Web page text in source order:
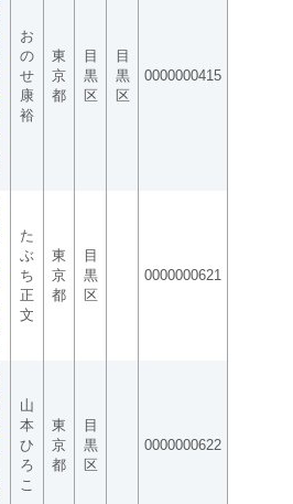
お
の
せ
康
裕
東
京
都
目
黒
区
目
黒
区
0000000415
た
ぶ
ち
正
文
東
京
都
目
黒
区
0000000621
山
本
ひ
ろ
こ
東
京
都
目
黒
区
0000000622